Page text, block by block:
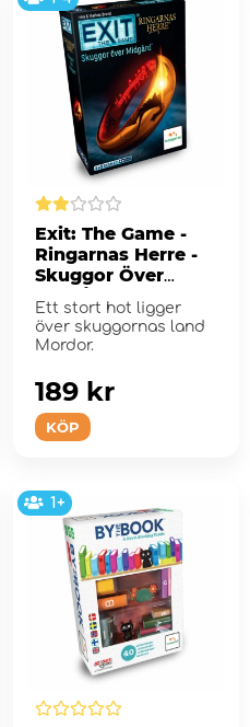
Exit: The Game -
Ringarnas Herre -
Skuggor Över
Midgård
Ett stort hot ligger
över skuggornas land
Mordor.
KÖP
189 kr
1+